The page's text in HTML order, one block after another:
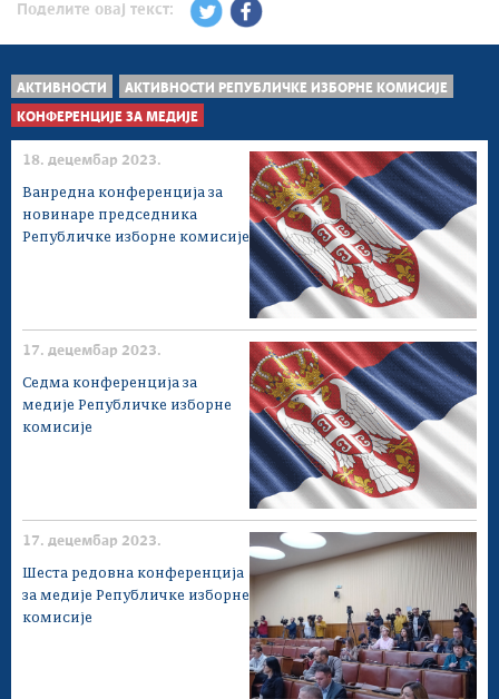
Поделите овај текст:
АКТИВНОСТИ АКТИВНОСТИ РЕПУБЛИЧКЕ ИЗБОРНЕ КОМИСИЈЕ
КОНФЕРЕНЦИЈЕ ЗА МЕДИЈЕ
18. децембар 2023.
Ванредна конференција за
новинаре председника
Републичке изборне комисије
17. децембар 2023.
Седма конференција за
медије Републичке изборне
комисије
17. децембар 2023.
Шеста редовна конференција
за медије Републичке изборне
комисије